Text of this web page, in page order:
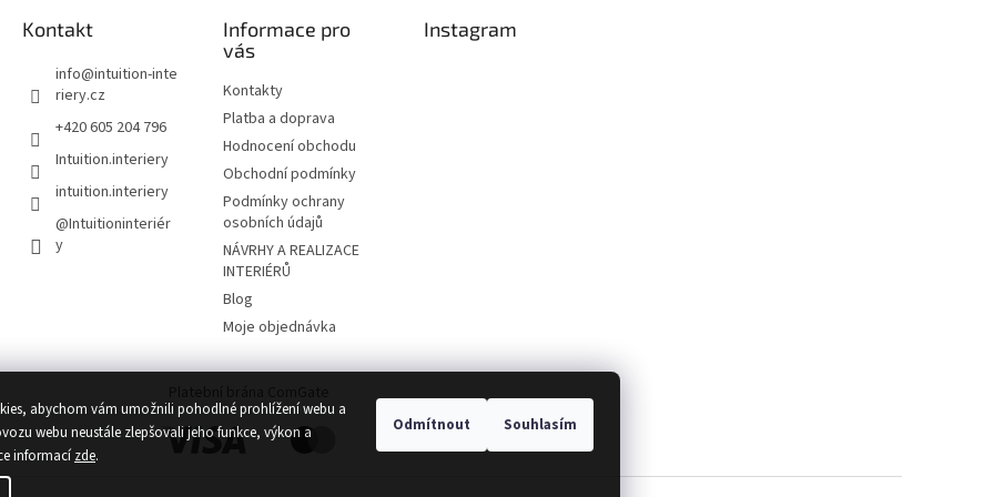
abychom vám umožnili pohodlné prohlížení webu a
webu neustále zlepšovali jeho funkce, výkon a
informacízde.
Odmítnout Souhlasím
Kontakt
info@intuition-inte
riery.cz
+420 605 204 796
Intuition.interiery
intuition.interiery
@Intuitioninteriér
y
Informace pro
vás
Kontakty
Platba a doprava
Hodnocení obchodu
Obchodní podmínky
Podmínky ochrany
osobních údajů
NÁVRHY A REALIZACE
INTERIÉRŮ
Blog
Moje objednávka
Instagram